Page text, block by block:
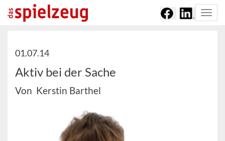
01.07.14
Aktiv bei der Sache
Von Kerstin Barthel